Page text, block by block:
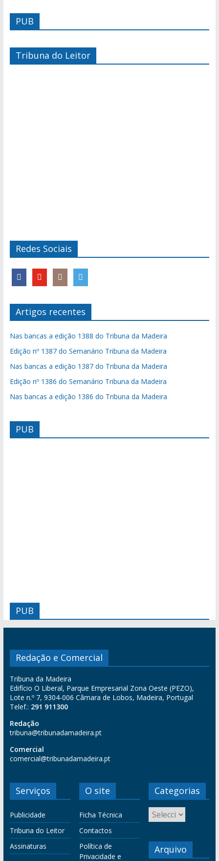
PUB
Tribuna do Leitor
Redes Sociais
Artigos recentes
Nas bancas a edição 1388 do Tribuna da Madeira
Edição nº 1387 do Semanário Tribuna da Madeira
Nas bancas a edição 1387 do Tribuna da Madeira
Edição nº 1386 do Semanário Tribuna da Madeira
Nas bancas a edição 1386 do Tribuna da Madeira
PUB
PUB
Redação e Comercial
Tribuna da Madeira
Edifício O Liberal, Parque Empresarial Zona Oeste (PEZO),
Lote n.º 7, 9304-006 Câmara de Lobos, Madeira, Portugal
Telef.: 291 911300
Redação
tribuna@tribunadamadeira.pt
Comercial
comercial@tribunadamadeira.pt
Serviços
Publicidade
Tribuna do Leitor
Assinaturas
O site
Ficha Técnica
Contactos
Política de
Privacidade e
Categorias
Arquivo